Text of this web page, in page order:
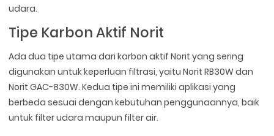
udara.
Tipe Karbon Aktif Norit
Ada dua tipe utama dari karbon aktif Norit yang sering
digunakan untuk keperluan filtrasi, yaitu Norit RB30W dan
Norit GAC-830W. Kedua tipe ini memiliki aplikasi yang
berbeda sesuai dengan kebutuhan penggunaannya, baik
untuk filter udara maupun filter air.